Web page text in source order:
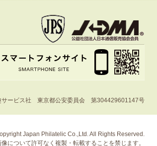
サービス社 東京都公安委員会 第304429601147号
Japan Philatelic Co.,Ltd. All Rights Reserved.
について許可なく複製・転載することを禁じます。